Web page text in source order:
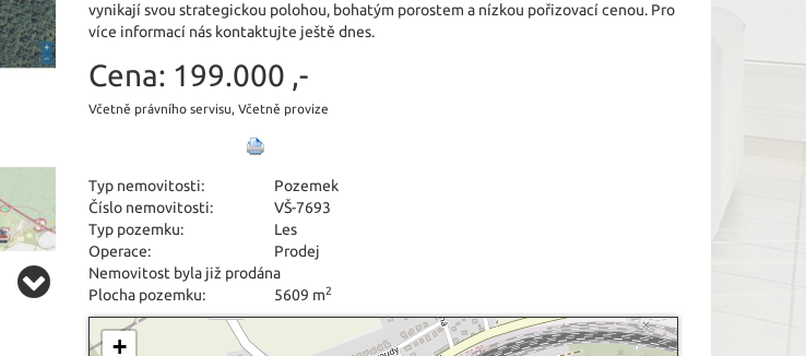
vynikají svou strategickou polohou, bohatým porostem a nízkou pořizovací cenou. Pro
více informací nás kontaktujte ještě dnes.
Cena: 199.000 ,-
Včetně právního servisu, Včetně provize
Typ nemovitosti:
Pozemek
Číslo nemovitosti:
VŠ-7693
Typ pozemku:
Les
Operace:
Prodej
Nemovitost byla již prodána
Plocha pozemku:
5609 m2
+